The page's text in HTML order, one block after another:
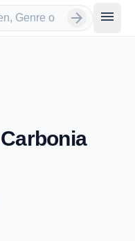
arrow_forward menu